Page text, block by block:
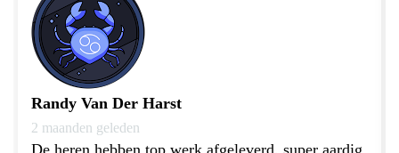
Randy Van Der Harst
2 maanden geleden
De heren hebben top werk afgeleverd, super aardig